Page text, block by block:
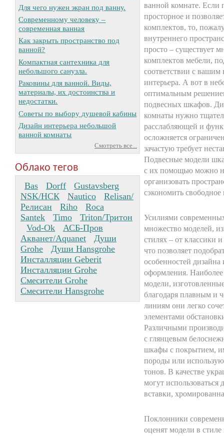
Для чего нужен экран под ванну.
Современному человеку –
современная ванная
Как закрыть пространство под
ванной?
Компактная сантехника для
небольшого санузла.
Раковины для ванной. Виды,
материалы, их достоинства и
недостатки.
Советы по выбору душевой кабины
Дизайн интерьера небольшой
ванной комнаты
Смотреть все...
Облако тегов
Bas Dorff
Gustavsberg
NSK/НСК
Nautico
Relisan/
Релисан
Riho
Roca
Santek
Timo
Triton/Тритон
Vod-Ok
АСБ-Пров
Акванет/Aquanet
Души
Grohe
Души Hansgrohe
Инсталляции Geberit
Инсталляции Grohe
Смесители Grohe
Смесители Hansgrohe
ванной комнате.
просторное и
комплектов, то,
внутреннего
просто – существует
комплектов мебели,
соответствии с вашим
интерьера. А вот в
оптимальным
подвесных шкафов.
комнаты нужно
расслабляющей и
осложняется
зачастую требует
Подвесные модели
с их помощью можно
организовать
сэкономить свободное
Усилиями
множество моделей,
стилях – от классики
что позволяет
особенностей дизайна
оформления.
модели,
благодаря плавным и
линиям они легко
элементами
Различными
с глянцевым
шкафы с покрытием,
породы или
тонов. В качестве
могут использоваться
вставки,
Поклонники
оценят модели в